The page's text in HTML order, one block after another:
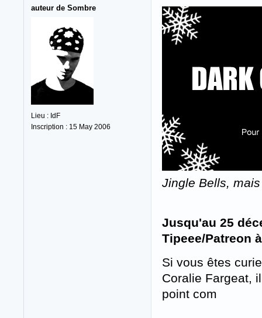
auteur de Sombre
Lieu : IdF
Inscription : 15 May 2006
Jingle Bells,
Jusqu'au 25
Tipeee/Patreon
Si vous êtes
Coralie Fargeat,
point com